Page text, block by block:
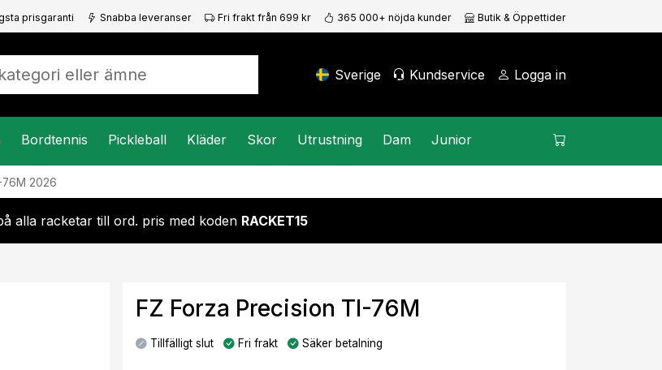
prisgaranti Snabba leveranser Fri frakt från 699 kr 365 000+ nöjda kunder Butik & Öppettider
Sverige Kundservice Logga in
Bordtennis Pickleball Kläder Skor Utrustning Dam Junior
76M 2026
alla racketar till ord. pris med koden RACKET15
FZ Forza Precision TI-76M
Tillfälligt slut Fri frakt Säker betalning